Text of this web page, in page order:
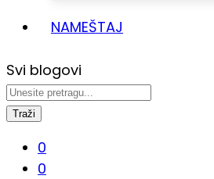
NAMEŠTAJ
Svi blogovi
Traži
0
0